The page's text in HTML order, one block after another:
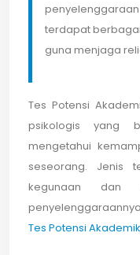
penyelenggaraan
terdapat
guna menjaga
Tes Potensi
psikologis yang
mengetahui
seseorang. Jenis
kegunaan dan
Tes Potensi